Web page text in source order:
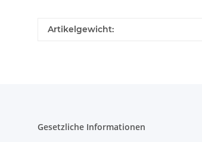
Artikelgewicht:
Gesetzliche Informationen